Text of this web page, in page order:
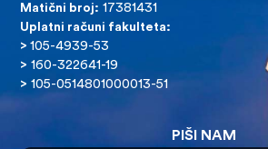
Matični broj: 17381431
Uplatni računi fakulteta:
>105-4939-53
> 160-322641-19
> 105-0514801000013-51
PIŠI NAM